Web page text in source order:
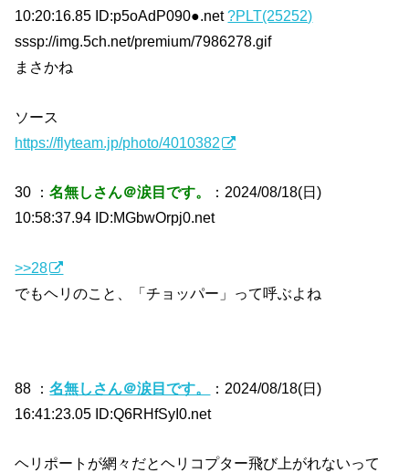
10:20:16.85 ID:p5oAdP090●.net?PLT(25252)
sssp://img.5ch.net/premium/7986278.gif
まさかね
ソース
https://flyteam.jp/photo/4010382
30 ：名無しさん＠涙目です。
：2024/08/18(日)
10:58:37.94 ID:MGbwOrpj0.net
>>28
でもヘリのこと、「チョッパー」って呼ぶよね
88 ：名無しさん＠涙目です。
：2024/08/18(日)
16:41:23.05 ID:Q6RHfSyI0.net
ヘリポートが網々だとヘリコプター飛び上がれないって